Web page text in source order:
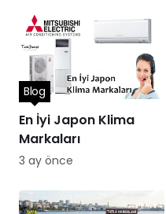
En İyi Japon Klima
Markaları
Blog
3 ay önce